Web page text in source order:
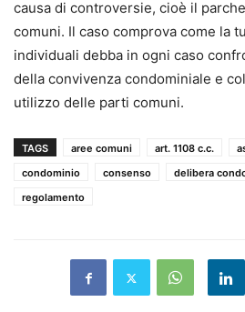
causa di controversie, cioè il
comuni. Il caso comprova come la
individuali debba in ogni caso
della convivenza condominiale e
utilizzo delle parti comuni.
TAGS aree comuni art. 1108 c.c.
condominio
consenso delibera
regolamento